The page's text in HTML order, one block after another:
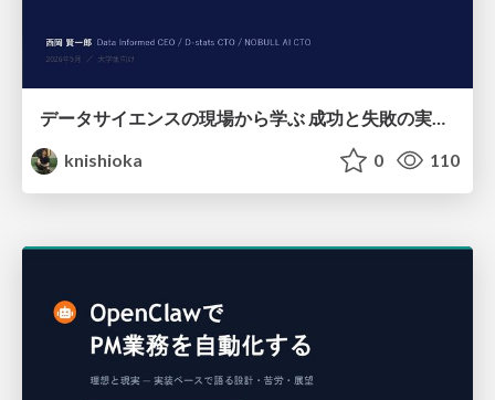
データサイエンスの現場から学ぶ 成功と失敗の実像と生成AI時代の展望
knishioka
0 110